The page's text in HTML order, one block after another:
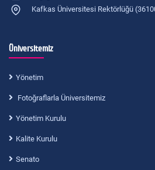
Kafkas Üniversitesi Rektörlüğü
Üniversitemiz
Yönetim
Fotoğraflarla Üniversitemiz
Yönetim Kurulu
Kalite Kurulu
Senato